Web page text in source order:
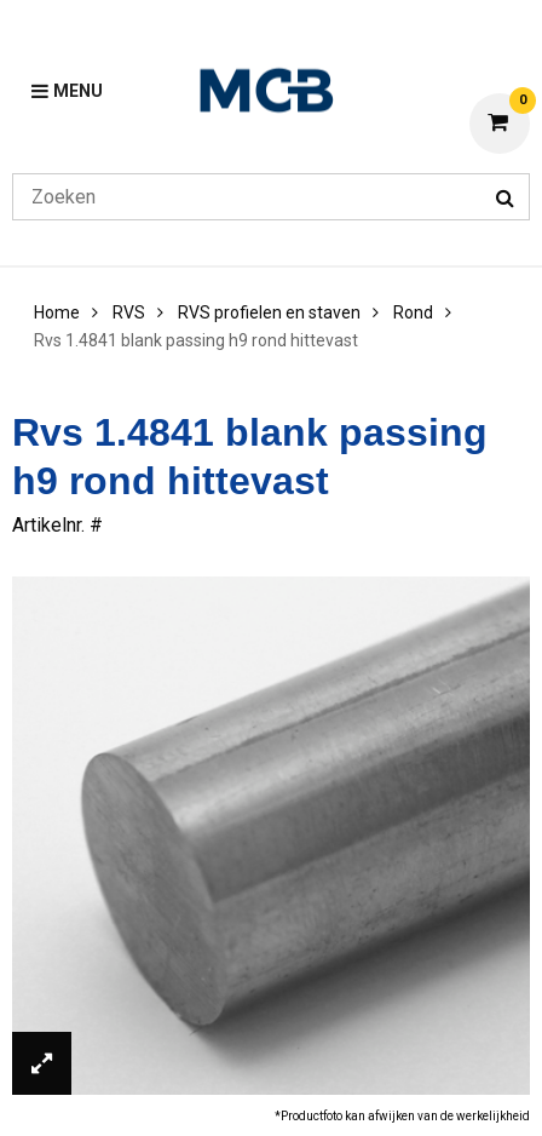
MENU 0
Home RVS RVS profielen en staven
Rond
Rvs 1.4841 blank passing h9 rond hittevast
Rvs 1.4841 blank passing
h9 rond hittevast
Artikelnr. #
*Productfoto kan afwijken van de werkelijkheid